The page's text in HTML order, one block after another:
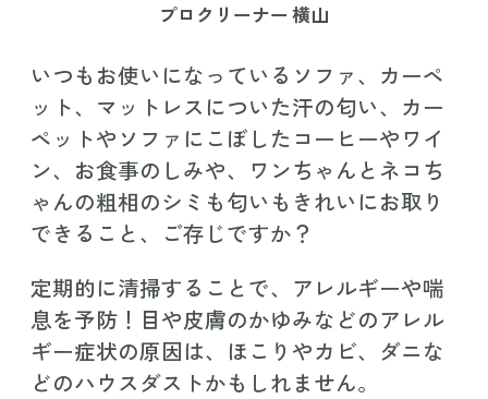
プロクリーナー 横山
いつもお使いになっている ソファ、カーペ
ット、マットレスについた汗の匂い、 カー
ペットやソファにこぼしたコーヒーやワイ
ン、 お食事のしみや、
ワンちゃんとネコち
ゃんの粗相のシミも匂いもきれいにお取り
できること、ご存じですか？
定期的に清掃することで、アレルギーや喘
息を予防！ 目や皮膚のかゆみなどのアレル
ギー症状の原因は、
ほこりやカビ、ダニな
どのハウスダストかもしれません。